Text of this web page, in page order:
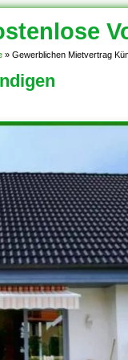
» Gewerblichen Mietvertrag